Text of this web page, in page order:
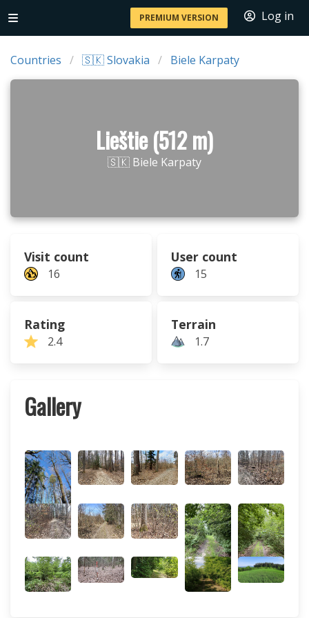
PREMIUM VERSION Log in
Countries 🇸🇰 Slovakia Biele Karpaty
Lieštie (512 m)
🇸🇰 Biele Karpaty
Visit count
16
User count
15
Rating
2.4
Terrain
1.7
Gallery